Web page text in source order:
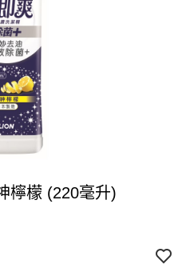
檸檬 (220毫升)